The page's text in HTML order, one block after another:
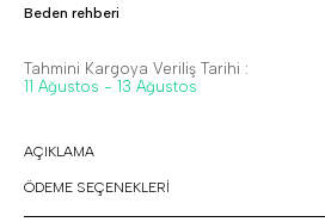
Beden rehberi
Tahmini Kargoya Veriliş Tarihi :
11 Ağustos - 13 Ağustos
AÇIKLAMA
ÖDEME SEÇENEKLERİ